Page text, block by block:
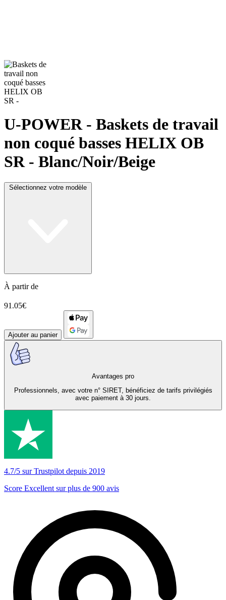
U-POWER - Baskets de travail
non coqué basses HELIX OB
SR - Blanc/Noir/Beige
Sélectionnez votre modèle
À partir de
91.05€
Ajouter au panier
Avantages pro
Professionnels, avec votre n° SIRET, bénéficiez de tarifs privilégiés
avec paiement à 30 jours.
4.7/5 sur Trustpilot depuis 2019
Score Excellent sur plus de 900 avis